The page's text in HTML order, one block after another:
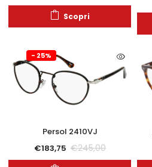
Scopri
- 25%
Persol 2410VJ
€183,75 €245,00